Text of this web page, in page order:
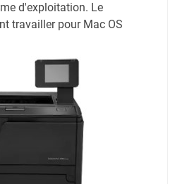
d'exploitation. Le
travailler pour Mac OS